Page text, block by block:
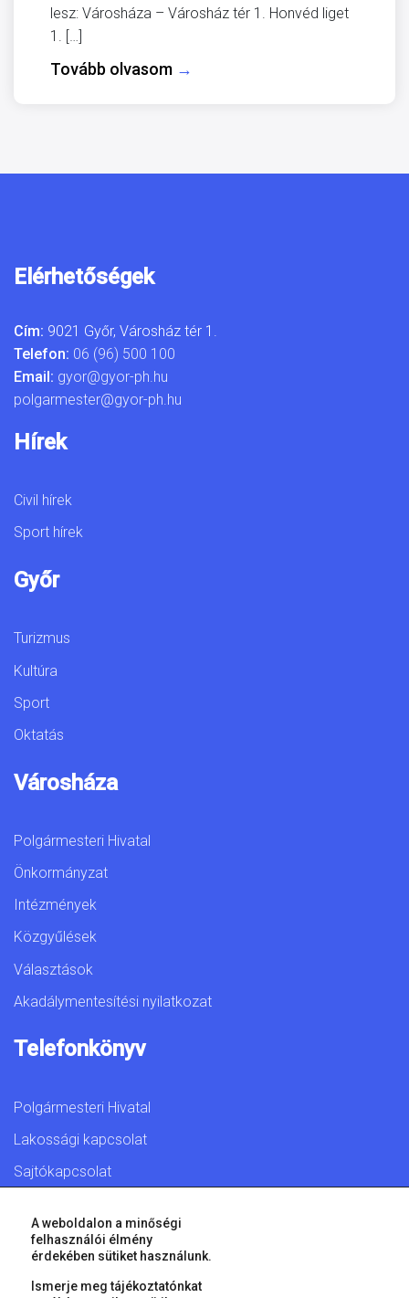
lesz: Városháza – Városház tér 1. Honvéd liget
1. […]
Tovább olvasom →
Elérhetőségek
Cím: 9021 Győr, Városház tér 1.
Telefon: 06 (96) 500 100
Email: gyor@gyor-ph.hu
polgarmester@gyor-ph.hu
Hírek
Civil hírek
Sport hírek
Győr
Turizmus
Kultúra
Sport
Oktatás
Városháza
Polgármesteri Hivatal
Önkormányzat
Intézmények
Közgyűlések
Választások
Akadálymentesítési nyilatkozat
Telefonkönyv
Polgármesteri Hivatal
Lakossági kapcsolat
Sajtókapcsolat
© 2026 Győr Megyei Jogú Város • Minden jog fenntartva!
A weboldalon a minőségi
felhasználói élmény
érdekében sütiket használunk.
Ismerje meg tájékoztatónkat